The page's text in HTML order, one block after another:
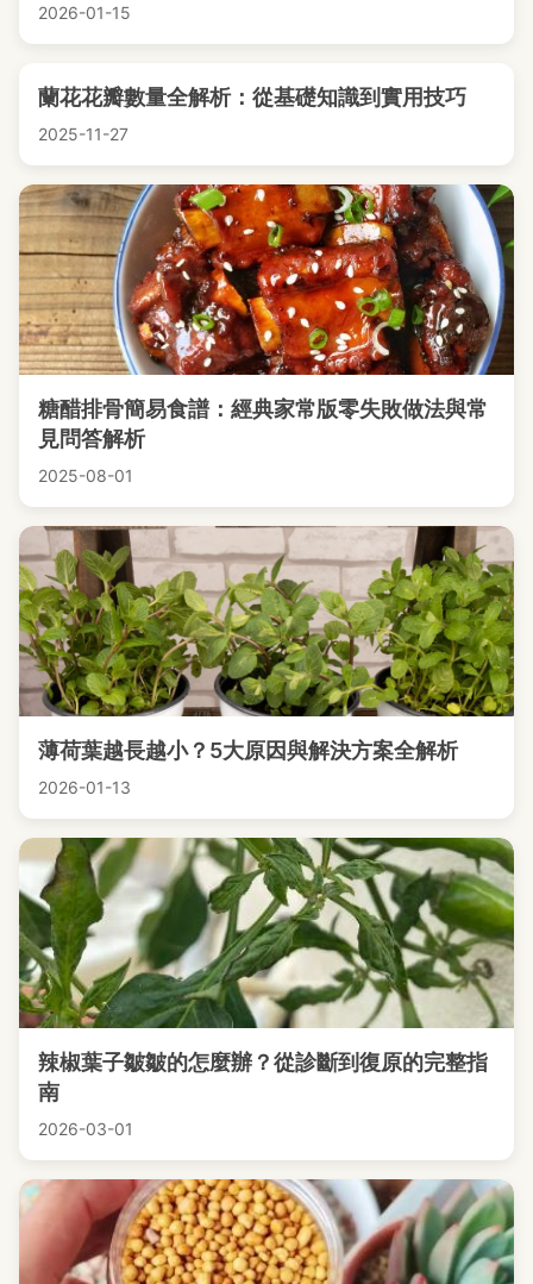
2026-01-15
蘭花花瓣數量全解析：從基礎知識到實用技巧
2025-11-27
糖醋排骨簡易食譜：經典家常版零失敗做法與常
見問答解析
2025-08-01
薄荷葉越長越小？5大原因與解決方案全解析
2026-01-13
辣椒葉子皺皺的怎麼辦？從診斷到復原的完整指
南
2026-03-01